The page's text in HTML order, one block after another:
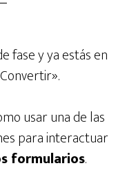
fase y ya estás en
usar una de las
para interactuar
formularios.